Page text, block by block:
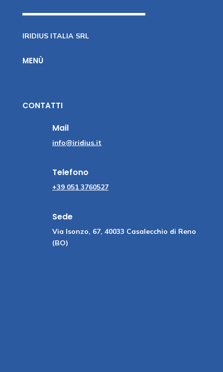
IRIDIUS ITALIA SRL
MENÙ
CONTATTI
Mail
info@iridius.it
Telefono
+39 051 3760527
Sede
Via Isonzo, 67, 40033 Casalecchio di Reno
(BO)